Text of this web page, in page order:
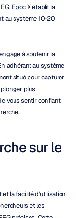
Epoc X établit la
au système 10-20
à soutenir la
adhérant au système
situé pour capturer
plus
vous sentir confiant
sur le
et la facilité d'utilisation
et les